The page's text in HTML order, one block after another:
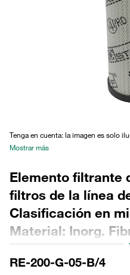
Tenga en cuenta: la imagen es solo
Mostrar más
Elemento filtrante
filtros de la línea
Clasificación en
Material: Inorg.
Diámetro exterior
interior (mm): 68,2
RE-200-G-05-B/4